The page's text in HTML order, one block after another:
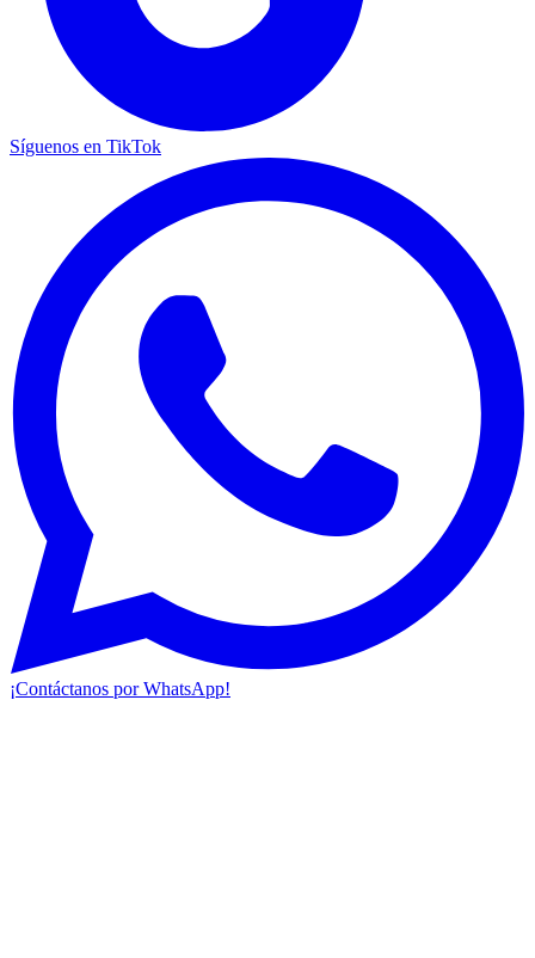
Síguenos en TikTok
¡Contáctanos por WhatsApp!